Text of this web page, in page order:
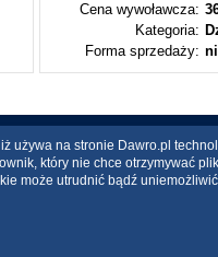
Cena wywoławcza:
Kategoria:
Forma sprzedaży:
używa na stronie Dawro.pl
który nie chce otrzymywać
może utrudnić bądź